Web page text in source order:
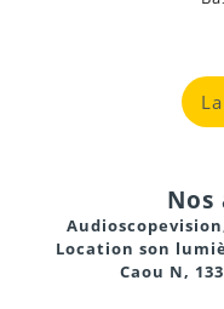
Nos
Location son
Caou N,